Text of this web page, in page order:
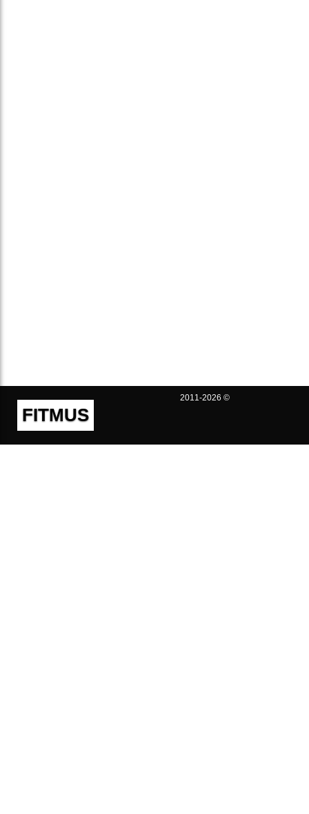
FITMUS
2011-2026 ©